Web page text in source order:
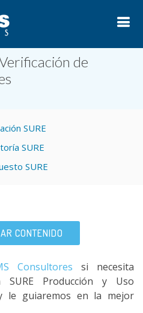
de
SURE
SURE
SURE
CONTENIDO
Consultores si necesita
SURE Producción y Uso
le guiaremos en la mejor